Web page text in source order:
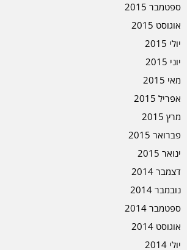
ספטמבר 2015
אוגוסט 2015
יולי 2015
יוני 2015
מאי 2015
אפריל 2015
מרץ 2015
פברואר 2015
ינואר 2015
דצמבר 2014
נובמבר 2014
ספטמבר 2014
אוגוסט 2014
יולי 2014